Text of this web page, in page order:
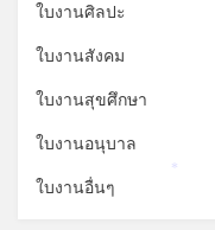
ใบงานศิลปะ
ใบงานสังคม
ใบงานสุขศึกษา
ใบงานอนุบาล
ใบงานอื่นๆ